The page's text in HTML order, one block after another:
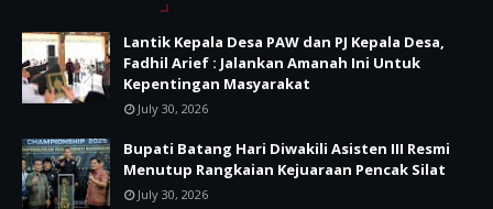
Lantik Kepala Desa PAW dan PJ Kepala Desa,
Fadhil Arief : Jalankan Amanah Ini Untuk
Kepentingan Masyarakat
July 30, 2026
Bupati Batang Hari Diwakili Asisten III Resmi
Menutup Rangkaian Kejuaraan Pencak Silat
July 30, 2026